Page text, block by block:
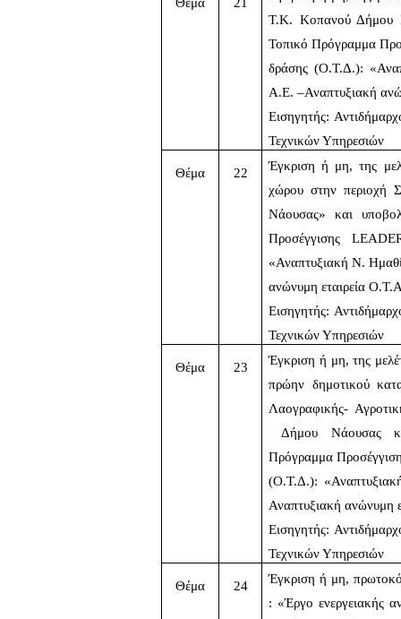
Θέμα 21
Τ.Κ. Κοπανού Δήμου
Τοπικό Πρόγραμμα
δράσης (Ο.Τ.Δ.):
Α.Ε. –Αναπτυξιακή
Εισηγητής:
Τεχνικών Υπηρεσιών
Θέμα 22
Έγκριση ή μη, της
χώρου στην
Νάουσας» και
Προσέγγισης
«Αναπτυξιακή Ν.
ανώνυμη εταιρεία
Εισηγητής:
Τεχνικών Υπηρεσιών
Θέμα 23
Έγκριση ή μη, της
πρώην δημοτικού
Λαογραφικής-
Δήμου Νάουσας
Πρόγραμμα
(Ο.Τ.Δ.):
Αναπτυξιακή ανώνυμη
Εισηγητής:
Τεχνικών Υπηρεσιών
Θέμα 24
Έγκριση ή μη,
: «Έργο ενεργειακής